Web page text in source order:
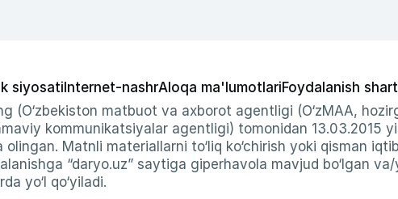
siyosati Internet-nashrAloqa ma'lumotlariFoydalanish
(O‘zbekiston matbuot va axborot agentligi (O‘zMAA,
kommunikatsiyalar agentligi) tomonidan 13.03.2015
Matnli materiallarni to‘liq ko‘chirish yoki qisman
“daryo.uz” saytiga giperhavola mavjud bo‘lgan
yo‘l qo‘yiladi.